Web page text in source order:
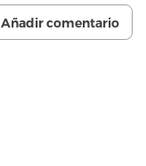
Añadir comentario